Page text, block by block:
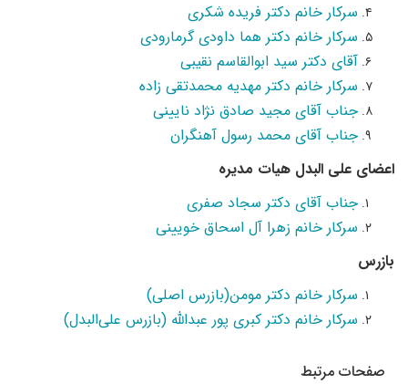
سرکار خانم دکتر فریده شکری
سرکار خانم دکتر هما داودی گرمارودی
آقای دکتر سید ابوالقاسم نقیبی
سرکار خانم دکتر مهدیه محمدتقی زاده
جناب آقای مجید صادق نژاد نایینی
جناب آقای محمد رسول آهنگران
اعضای علی البدل هیات مدیره
جناب آقای دکتر سجاد صفری
سرکار خانم زهرا آل اسحاق خویینی
بازرس
سرکار خانم دکتر مومن(بازرس اصلی)
سرکار خانم دکتر کبری پور عبدالله (بازرس علی‌البدل)
صفحات مرتبط